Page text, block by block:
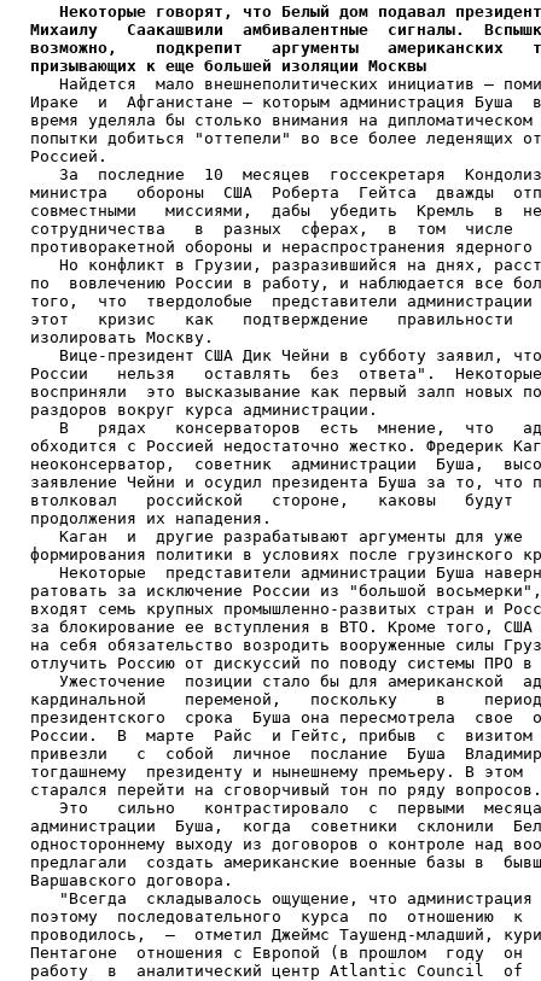
Некоторые говорят, что Белый дом подавал
Михаилу   Саакашвили  амбивалентные  сигналы.
возможно,    подкрепит   аргументы   американских
призывающих к еще большей изоляции Москвы
Найдется  мало внешнеполитических инициатив –
Ираке  и  Афганистане – которым администрация Буша
время уделяла бы столько внимания на
попытки добиться "оттепели" во все более леденящих
Россией.
За  последние  10  месяцев  госсекретаря
министра   обороны  США  Роберта  Гейтса  дважды
совместными   миссиями,  дабы  убедить  Кремль  в
сотрудничества   в  разных  сферах,  в  том  числе
противоракетной обороны и нераспространения
Но конфликт в Грузии, разразившийся на днях,
по  вовлечению России в работу, и наблюдается все
того,  что  твердолобые  представители администрации
этот   кризис   как   подтверждение   правильности
изолировать Москву.
Вице-президент США Дик Чейни в субботу заявил,
России   нельзя   оставлять  без  ответа".
восприняли  это высказывание как первый залп новых
раздоров вокруг курса администрации.
В   рядах   консерваторов  есть  мнение,  что
обходится с Россией недостаточно жестко. Фредерик
неоконсерватор,  советник  администрации  Буша,
заявление Чейни и осудил президента Буша за то, что
втолковал   российской   стороне,   каковы   будут
продолжения их нападения.
Каган  и  другие разрабатывают аргументы для уже
формирования политики в условиях после грузинского
Некоторые  представители администрации Буша
ратовать за исключение России из "большой
входят семь крупных промышленно-развитых стран и
за блокирование ее вступления в ВТО. Кроме того, США
на себя обязательство возродить вооруженные силы
отлучить Россию от дискуссий по поводу системы ПРО в
Ужесточение  позиции стало бы для американской
кардинальной    переменой,   поскольку    в
президентского  срока  Буша она пересмотрела  свое
России.  В  марте  Райс  и Гейтс, прибыв  с
привезли   с  собой  личное  послание  Буша
тогдашнему  президенту и нынешнему премьеру. В этом
старался перейти на сговорчивый тон по ряду вопросов.
Это   сильно   контрастировало  с  первыми
администрации  Буша,  когда  советники  склонили
одностороннему выходу из договоров о контроле над
предлагали  создать американские военные базы в
Варшавского договора.
"Всегда  складывалось ощущение, что администрация
поэтому  последовательного  курса  по  отношению  к
проводилось,  –  отметил Джеймс Таушенд-младший,
Пентагоне  отношения с Европой (в прошлом  году  он
работу  в  аналитический центр Atlantic Council  of